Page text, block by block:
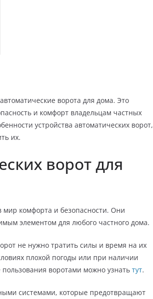
ворота для дома. Это
и комфорт владельцам частных
устройства автоматических ворот,
их.
ворот для
мир комфорта и безопасности. Они
элементом для любого частного дома.
не нужно тратить силы и время на их
плохой погоды или при наличии
воротами можно узнать тут.
системами, которые предотвращают